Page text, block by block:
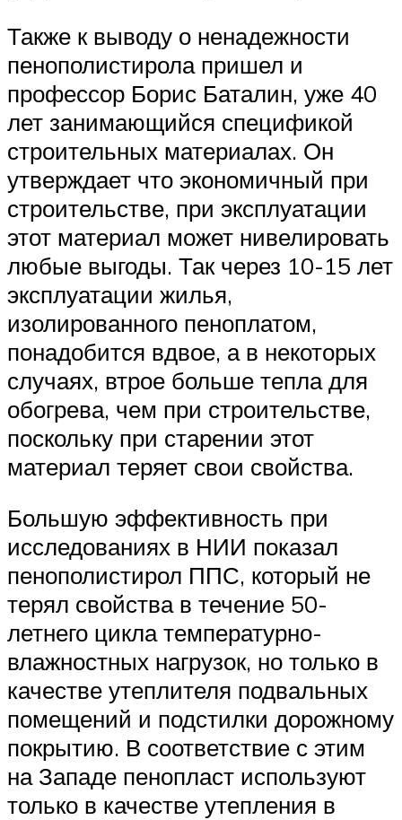
Также к выводу о ненадежности
пенополистирола пришел и
профессор Борис Баталин, уже 40
лет занимающийся спецификой
строительных материалах. Он
утверждает что экономичный при
строительстве, при эксплуатации
этот материал может нивелировать
любые выгоды. Так через 10-15 лет
эксплуатации жилья,
изолированного пеноплатом,
понадобится вдвое, а в некоторых
случаях, втрое больше тепла для
обогрева, чем при строительстве,
поскольку при старении этот
материал теряет свои свойства.
Большую эффективность при
исследованиях в НИИ показал
пенополистирол ППС, который не
терял свойства в течение 50-
летнего цикла температурно-
влажностных нагрузок, но только в
качестве утеплителя подвальных
помещений и подстилки дорожному
покрытию. В соответствие с этим
на Западе пенопласт используют
только в качестве утепления в